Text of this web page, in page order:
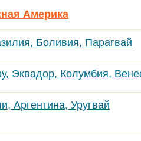
Америка
Боливия, Парагвай
Эквадор, Колумбия,
Аргентина, Уругвай